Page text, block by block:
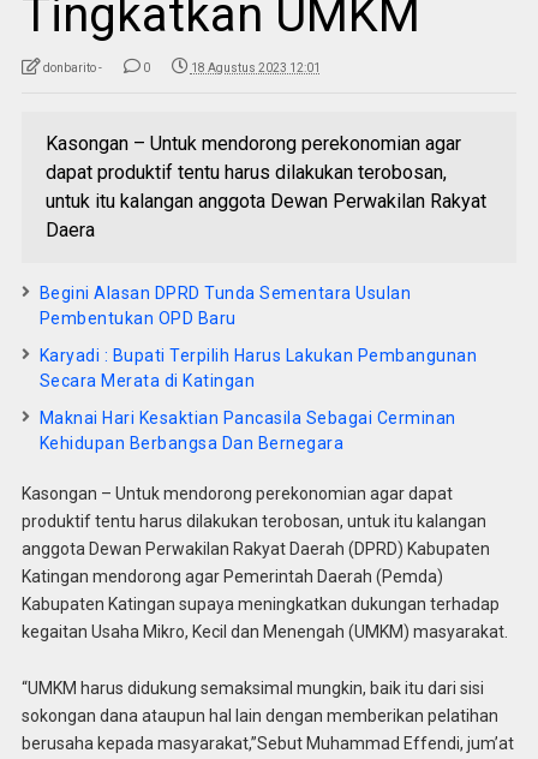
Tingkatkan UMKM
donbarito - 0 18 Agustus 2023 12:01
Kasongan – Untuk mendorong perekonomian agar
dapat produktif tentu harus dilakukan terobosan,
untuk itu kalangan anggota Dewan Perwakilan Rakyat
Daera
Begini Alasan DPRD Tunda Sementara Usulan
Pembentukan OPD Baru
Karyadi : Bupati Terpilih Harus Lakukan Pembangunan
Secara Merata di Katingan
Maknai Hari Kesaktian Pancasila Sebagai Cerminan
Kehidupan Berbangsa Dan Bernegara
Kasongan – Untuk mendorong perekonomian agar dapat
produktif tentu harus dilakukan terobosan, untuk itu kalangan
anggota Dewan Perwakilan Rakyat Daerah (DPRD) Kabupaten
Katingan mendorong agar Pemerintah Daerah (Pemda)
Kabupaten Katingan supaya meningkatkan dukungan terhadap
kegaitan Usaha Mikro, Kecil dan Menengah (UMKM) masyarakat.
“UMKM harus didukung semaksimal mungkin, baik itu dari sisi
sokongan dana ataupun hal lain dengan memberikan pelatihan
berusaha kepada masyarakat,”Sebut Muhammad Effendi, jum’at